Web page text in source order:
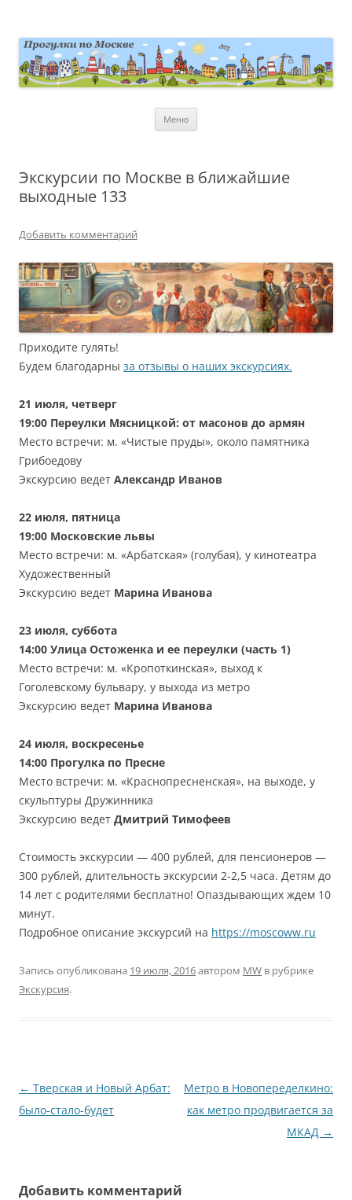
Меню
Экскурсии по Москве в ближайшие
выходные 133
Добавить комментарий
Приходите гулять!
Будем благодарны за отзывы о наших экскурсиях.
21 июля, четверг
19:00 Переулки Мясницкой: от масонов до армян
Место встречи: м. «Чистые пруды», около памятника
Грибоедову
Экскурсию ведет Александр Иванов
22 июля, пятница
19:00 Московские львы
Место встречи: м. «Арбатская» (голубая), у кинотеатра
Художественный
Экскурсию ведет Марина Иванова
23 июля, суббота
14:00 Улица Остоженка и ее переулки (часть 1)
Место встречи: м. «Кропоткинская», выход к
Гоголевскому бульвару, у выхода из метро
Экскурсию ведет Марина Иванова
24 июля, воскресенье
14:00 Прогулка по Пресне
Место встречи: м. «Краснопресненская», на выходе, у
скульптуры Дружинника
Экскурсию ведет Дмитрий Тимофеев
Стоимость экскурсии — 400 рублей, для пенсионеров —
300 рублей, длительность экскурсии 2-2,5 часа. Детям до
14 лет с родителями бесплатно! Опаздывающих ждем 10
минут.
Подробное описание экскурсий на https://moscoww.ru
Запись опубликована 19 июля, 2016автором MW в рубрике
Экскурсия.
Навигация
по
← Тверская и Новый Арбат:
было-стало-будет
Метро в Новопеределкино:
как метро продвигается за
МКАД →
Добавить комментарий